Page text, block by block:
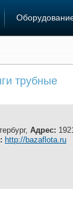
площадка
трубные
Адрес:
http://bazaflota.ru